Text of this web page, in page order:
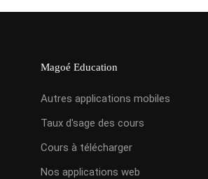
Magoé Education
Autres applications mobiles
Taux d'sage des cours
Cours à télécharger
Nos applications web